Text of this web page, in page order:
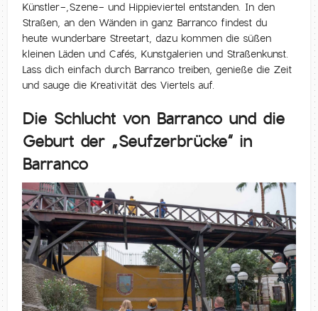
Künstler-,Szene- und Hippieviertel entstanden. In den
Straßen, an den Wänden in ganz Barranco findest du
heute wunderbare Streetart, dazu kommen die süßen
kleinen Läden und Cafés, Kunstgalerien und Straßenkunst.
Lass dich einfach durch Barranco treiben, genieße die Zeit
und sauge die Kreativität des Viertels auf.
Die Schlucht von Barranco und die
Geburt der „Seufzerbrücke“ in
Barranco